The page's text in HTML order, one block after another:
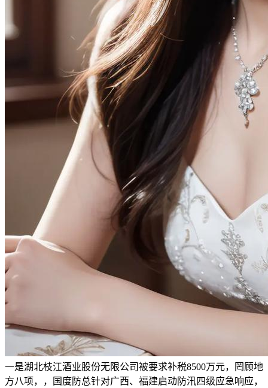
一是湖北枝江酒业股份无限公司被要求补税8500万元，罔顾地
方八项，，国度防总针对广西、福建启动防汛四级应急响应，